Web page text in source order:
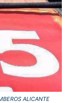
ALICANTE